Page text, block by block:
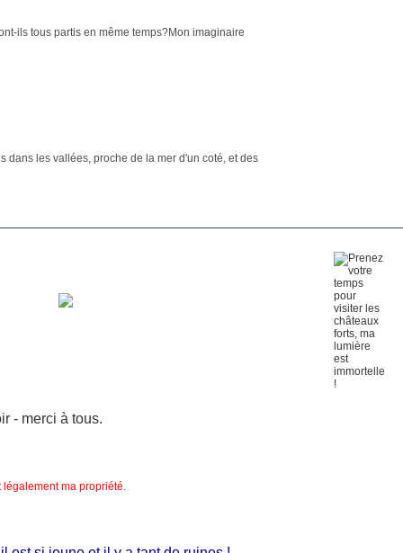
ils tous partis en même temps?Mon imaginaire
les vallées, proche de la mer d'un coté, et des
- merci à tous.
ma propriété.